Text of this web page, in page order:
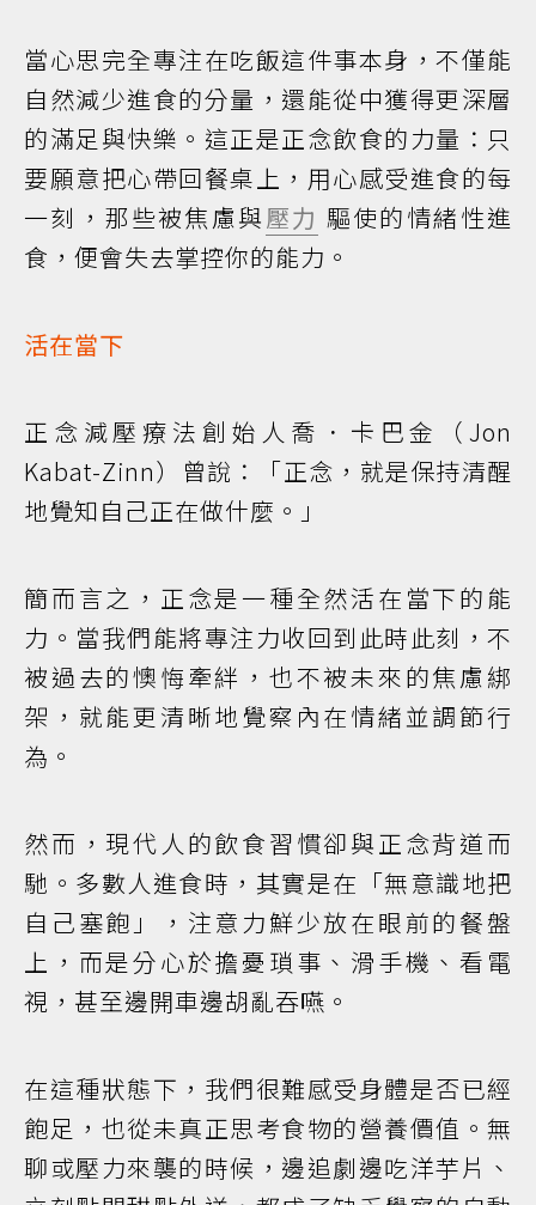
當心思完全專注在吃飯這件事本身，不僅能
自然減少進食的分量，還能從中獲得更深層
的滿足與快樂。這正是正念飲食的力量：只
要願意把心帶回餐桌上，用心感受進食的每
一刻，那些被焦慮與壓力 驅使的情緒性進
食，便會失去掌控你的能力。
活在當下
正念減壓療法創始人喬．卡巴金（Jon
Kabat-Zinn）曾說：「正念，就是保持清醒
地覺知自己正在做什麼。」
簡而言之，正念是一種全然活在當下的能
力。當我們能將專注力收回到此時此刻，不
被過去的懊悔牽絆，也不被未來的焦慮綁
架，就能更清晰地覺察內在情緒並調節行
為。
然而，現代人的飲食習慣卻與正念背道而
馳。多數人進食時，其實是在「無意識地把
自己塞飽」，注意力鮮少放在眼前的餐盤
上，而是分心於擔憂瑣事、滑手機、看電
視，甚至邊開車邊胡亂吞嚥。
在這種狀態下，我們很難感受身體是否已經
飽足，也從未真正思考食物的營養價值。無
聊或壓力來襲的時候，邊追劇邊吃洋芋片、